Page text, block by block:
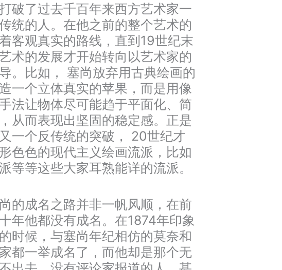
破了过去千百年来西方艺术家一
统的人。在他之前的整个艺术的
客观真实的路线，直到19世纪末
术的发展才开始转向以艺术家的
。比如， 塞尚放弃用古典绘画的
一个立体真实的苹果，而是用像
法让物体尽可能趋于平面化、简
从而表现出坚固的稳定感。正是
一个反传统的突破， 20世纪才
色色的现代主义绘画流派，比如
等等这些大家耳熟能详的流派。
的成名之路并非一帆风顺，在前
年他都没有成名。在1874年印象
时候，与塞尚年纪相仿的莫奈和
都一举成名了，而他却是那个无